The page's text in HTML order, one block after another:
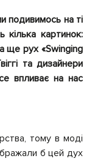
подивимось на ті
кілька картинок:
а ще рух «Swinging
та дизайнери
впливає на нас
тому в моді
б цей дух